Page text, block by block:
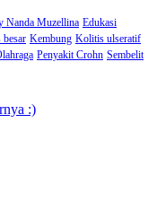
Nanda Muzellina Edukasi
besar Kembung Kolitis ulseratif
Penyakit Crohn Sembelit
:)